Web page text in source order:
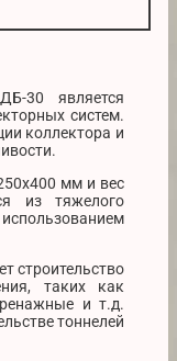
30 является
систем.
коллектора и
мм и вес
из тяжелого
строительство
таких как
и т.д.
тоннелей